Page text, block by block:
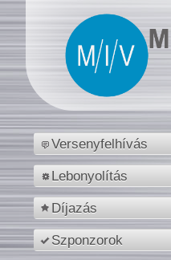
Versenyfelhívás
Lebonyolítás
Díjazás
Szponzorok